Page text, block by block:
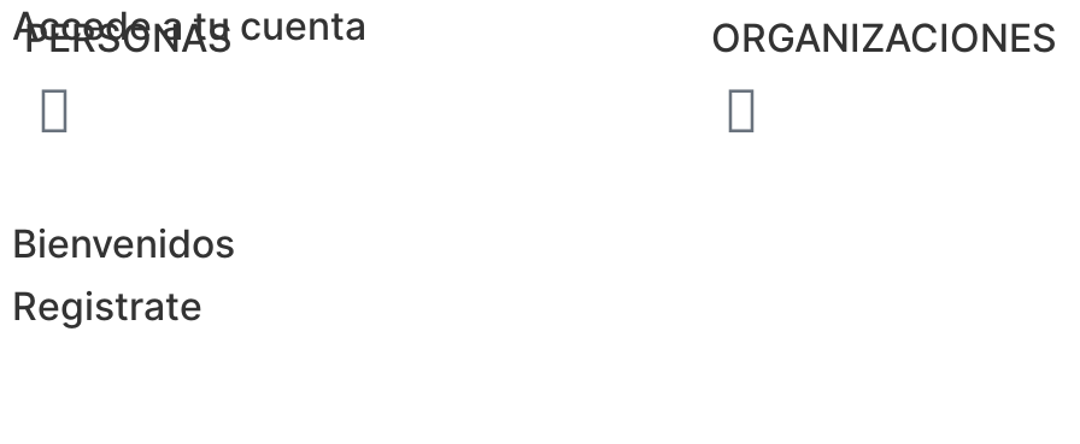
Accede a tu cuenta
PERSONAS ORGANIZACIONES
Bienvenidos
Registrate